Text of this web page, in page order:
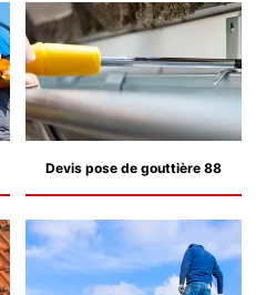
Devis pose de gouttière 88